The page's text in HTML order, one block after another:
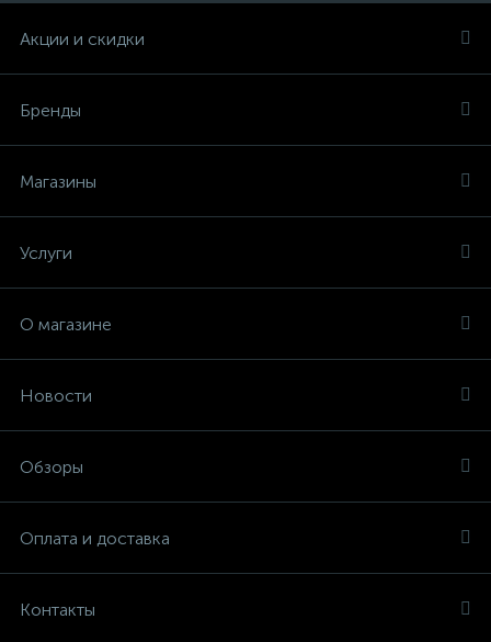
Акции и скидки
Бренды
Магазины
Услуги
О магазине
Новости
Обзоры
Оплата и доставка
Контакты